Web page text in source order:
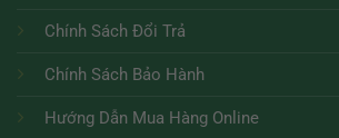
Chính Sách Đổi Trả
Chính Sách Bảo Hành
Hướng Dẫn Mua Hàng Online